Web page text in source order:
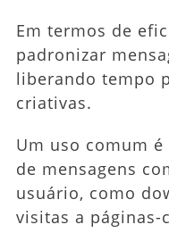
Em termos de
padronizar
liberando tempo
criativas.
Um uso comum
de mensagens
usuário, como
visitas a páginas-